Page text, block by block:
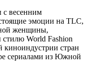
с весенним
эмоции на TLC,
женщины,
World Fashion
киноиндустрии стран
сериалами из Южной